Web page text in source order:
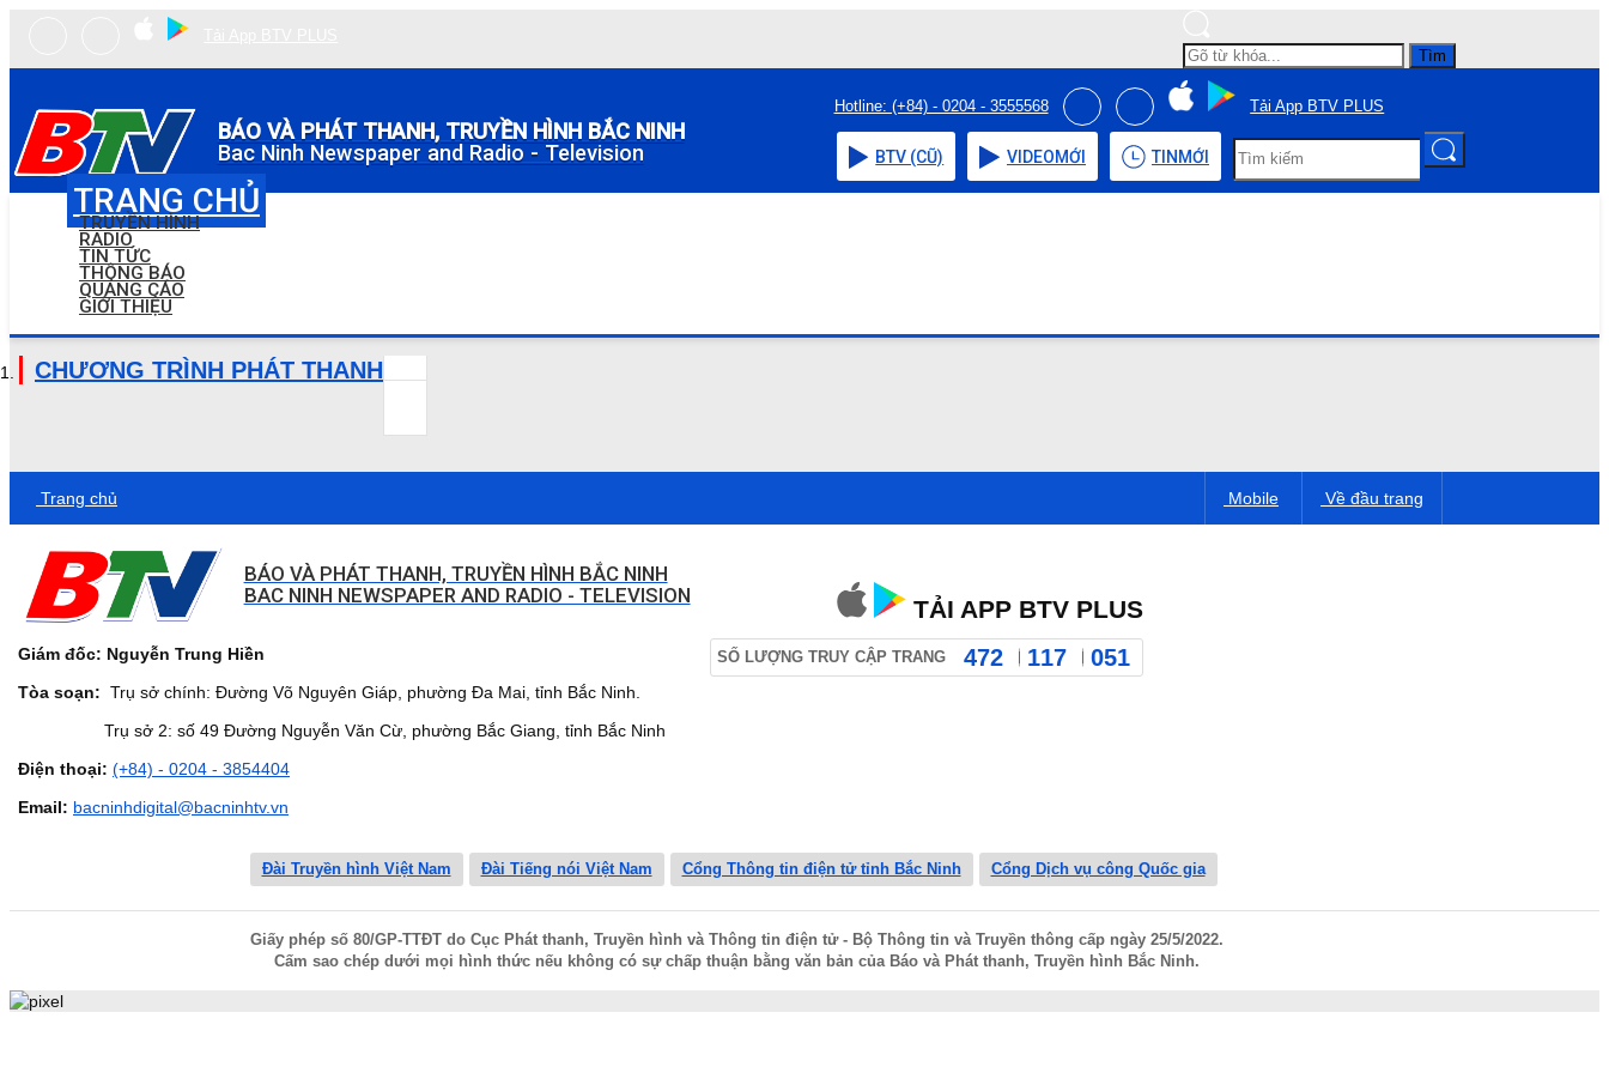
Tìm
BÁO VÀ PHÁT THANH, TRUYỀN HÌNH BẮC NINH
Bac Ninh Newspaper and Radio - Television
Hotline: (+84) - 0204 - 3555568 Tải App BTV PLUS
BTV (CŨ) VIDEOMỚI TIN MỚI
TRANG CHỦ
TRUYỀN HÌNH
RADIO
TIN TỨC
THÔNG BÁO
QUẢNG CÁO
GIỚI THIỆU
CHƯƠNG TRÌNH PHÁT THANH
Trang chủ Mobile Về đầu trang
BÁO VÀ PHÁT THANH, TRUYỀN HÌNH BẮC NINH
BAC NINH NEWSPAPER AND RADIO - TELEVISION
Giám đốc: Nguyễn Trung Hiền
Tòa soạn: Trụ sở chính: Đường Võ Nguyên Giáp, phường Đa Mai, tỉnh Bắc Ninh.
Trụ sở 2: số 49 Đường Nguyễn Văn Cừ, phường Bắc Giang, tỉnh Bắc Ninh
Điện thoại: (+84) - 0204 - 3854404
Email: bacninhdigital@bacninhtv.vn
TẢI APP BTV PLUS
472 117 051
SỐ LƯỢNG TRUY CẬP TRANG
Đài Truyền hình Việt Nam Đài Tiếng nói Việt Nam Cổng Thông tin điện tử tỉnh Bắc Ninh Cổng Dịch vụ công Quốc gia
Giấy phép số 80/GP-TTĐT do Cục Phát thanh, Truyền hình và Thông tin điện tử - Bộ Thông tin và Truyền thông cấp ngày 25/5/2022.
Cấm sao chép dưới mọi hình thức nếu không có sự chấp thuận bằng văn bản của Báo và Phát thanh, Truyền hình Bắc Ninh.